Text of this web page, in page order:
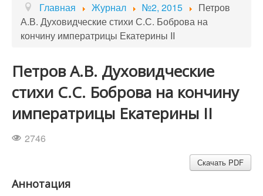
Журнал
Требования к оформлению
Издательская этика
Учредители
Список авторов
Главная Журнал №2, 2015
Петров
А.В. Духовидческие стихи С.С. Боброва на
кончину императрицы Екатерины II
Петров А.В. Духовидческие
стихи С.С. Боброва на кончину
императрицы Екатерины II
2746
Скачать PDF
Аннотация